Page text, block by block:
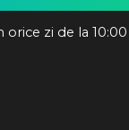
zi de la 10:00